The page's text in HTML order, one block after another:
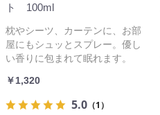
ト 100ml
枕やシーツ、カーテンに、お部
屋にもシュッとスプレー。優し
い香りに包まれて眠れます。
￥1,320
5.0 （1）